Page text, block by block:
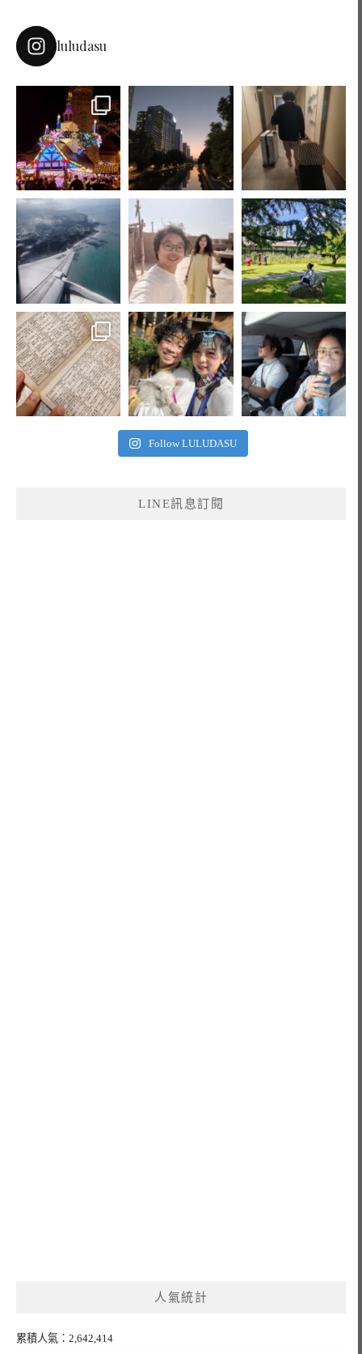
luludasu
Follow LULUDASU
LINE訊息訂閱
人氣統計
累積人氣：2,642,414